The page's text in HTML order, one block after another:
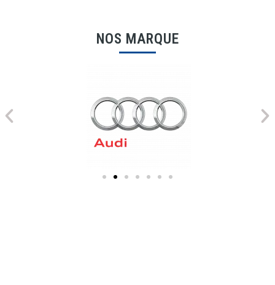
NOS MARQUE